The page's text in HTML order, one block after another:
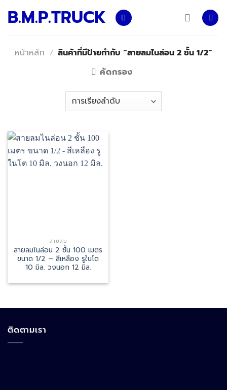
B.M.P.TRUCK
หน้าหลัก / สินค้าที่มีป้ายกำกับ “สายลมไนล่อน 2 ชั้น 1/2”
คัดกรอง
สายลม
สายลมไนล่อน 2 ชั้น 100 เมตร
ขนาด 1/2 – สีเหลือง รูในโต
10 มิล. วงนอก 12 มิล.
ติดตามเรา